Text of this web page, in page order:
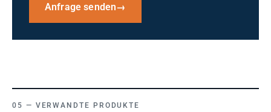
Anfrage senden→
VERWANDTE PRODUKTE